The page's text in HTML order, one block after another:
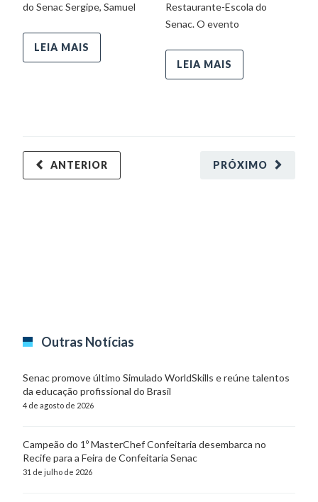
do Senac Sergipe, Samuel
LEIA MAIS
Restaurante-Escola do
Senac. O evento
LEIA MAIS
PRÓXIMO
ANTERIOR
Outras Notícias
Senac promove último Simulado WorldSkills e reúne talentos
da educação profissional do Brasil
4 de agosto de 2026
Campeão do 1º MasterChef Confeitaria desembarca no
Recife para a Feira de Confeitaria Senac
31 de julho de 2026